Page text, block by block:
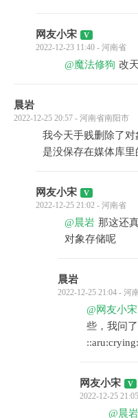
网友小宋
2022-12-23 11:40 - 河南省
@魔法修狗 改
晨岩
2022-12-25 20:57 - 河南省南阳市
我今天手贱删除了
是没保存在媒体库里
网友小宋
2022-12-25 21:02 - 河南省
@晨岩 那这还
对象存储呢
晨岩
2022-12-25 21:04 - 河
@网友小宋
些，我问
网友小宋
2022-12-25
@晨岩